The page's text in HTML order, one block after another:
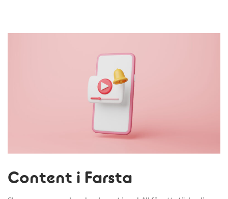
Content i Farsta